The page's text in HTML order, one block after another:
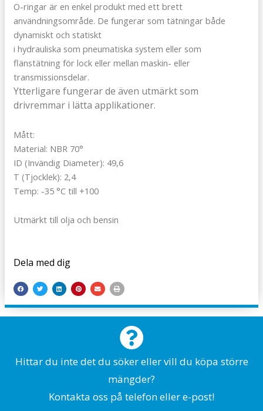
O-ringar är en enkel produkt med ett brett
användningsområde. De fungerar som tätningar både
dynamiskt och statiskt
i hydrauliska som pneumatiska system eller som
flänstätning för lock eller mellan maskin- eller
transmissionsdelar.
Ytterligare fungerar de även utmärkt som
drivremmar i lätta applikationer.
Mått:
Material: NBR 70°
ID (Invändig Diameter): 49,6
T (Tjocklek): 2,4
Temp: -35 °C till +100
Utmärkt till olja och bensin
Dela med dig
Hittar du inte det du söker eller vill du köpa större
mängder?
Kontakta oss på telefon eller e-post!